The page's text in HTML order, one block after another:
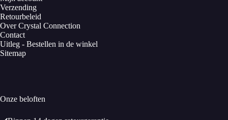
Verzending
Retourbeleid
Over Crystal Connection
Contact
Uitleg - Bestellen in de winkel
Sitemap
Onze beloften